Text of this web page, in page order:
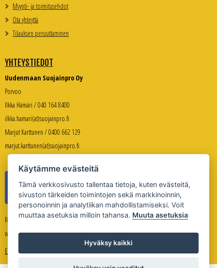
Myynti- ja toimitusehdot
Ota yhteyttä
Tilauksen peruuttaminen
YHTEYSTIEDOT
Uudenmaan Suojainpro Oy
Porvoo
Ilkka Hämäri / 040 164 8400
ilkka.hamari(at)suojainpro.fi
Marjut Karttunen / 0400 662 129
marjut.karttunen(at)suojainpro.fi
Palveleva verkkokauppa:
www.suojanpro.fi
Evästeasetukset
Käytämme evästeitä
Tämä verkkosivusto tallentaa tietoja, kuten evästeitä,
sivuston tärkeiden toimintojen sekä markkinoinnin,
personoinnin ja analytiikan mahdollistamiseksi. Voit
muuttaa asetuksia milloin tahansa. Muuta asetuksia
Hyväksy kaikki